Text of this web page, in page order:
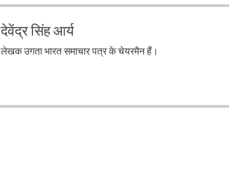
देवेंद्र सिंह आर्य
लेखक उगता भारत समाचार पत्र के चेयरमैन हैं।